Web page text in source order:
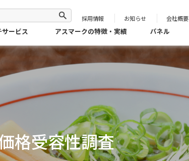
採用情報 お知らせ 会社概要
ービス アスマークの特徴・実績 パネル
格受容性調査